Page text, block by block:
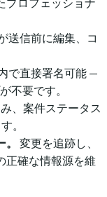
プロフェッショナ
送信前に編集、コ
で直接署名可能 —
不要です。
、案件ステータス
。
変更を追跡し、
正確な情報源を維